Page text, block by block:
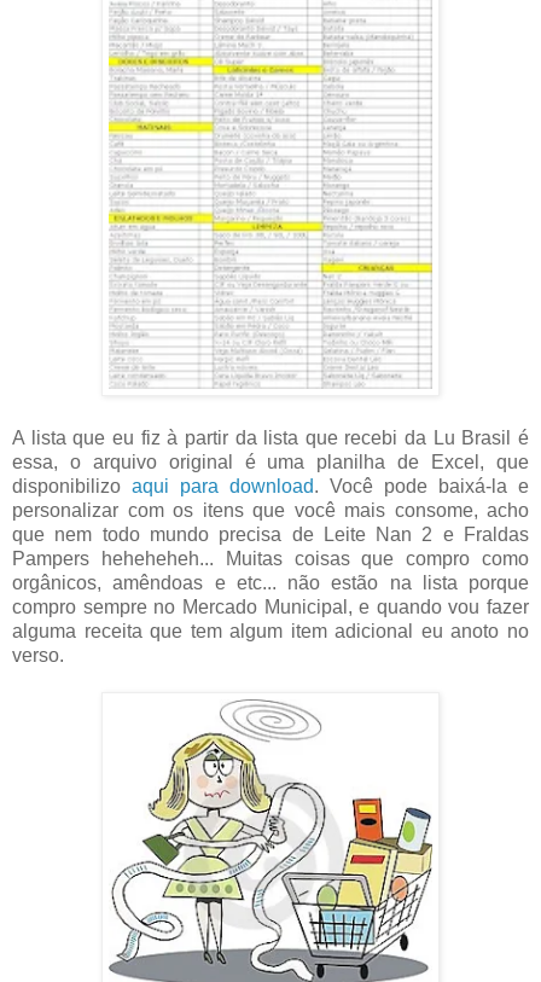
A lista que eu fiz à partir da lista que recebi da Lu Brasil é
essa, o arquivo original é uma planilha de Excel, que
disponibilizo aqui para download. Você pode baixá-la e
personalizar com os itens que você mais consome, acho
que nem todo mundo precisa de Leite Nan 2 e Fraldas
Pampers heheheheh... Muitas coisas que compro como
orgânicos, amêndoas e etc... não estão na lista porque
compro sempre no Mercado Municipal, e quando vou fazer
alguma receita que tem algum item adicional eu anoto no
verso.